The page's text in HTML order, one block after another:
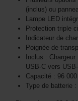
(inclus) ou
Lampe LED
Protection triple
Indicateur de
Poignée de
Inclus :
USB-C vers
Capacité : 96
Type de batterie :